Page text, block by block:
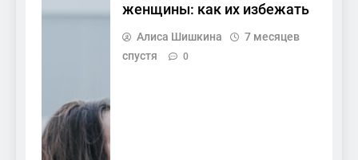
женщины: как их избежать
Алиса Шишкина
7 месяцев
спустя
0